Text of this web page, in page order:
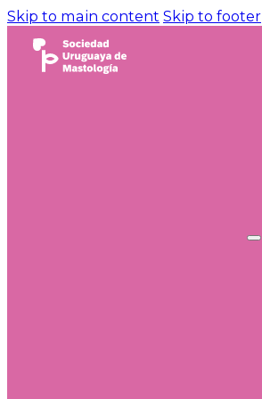
Skip to main content Skip to footer